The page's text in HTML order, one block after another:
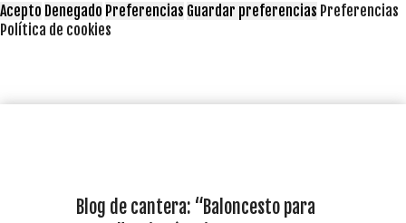
Acepto Denegado Preferencias Guardar preferencias Preferencias
Política de cookies
Blog de cantera: “Baloncesto para